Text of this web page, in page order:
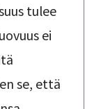
tulee
ei
se, että